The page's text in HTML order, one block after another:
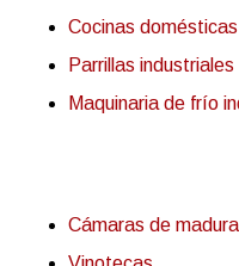
Cocinas domésticas
Parrillas industriales
Maquinaria de frío
Cámaras de